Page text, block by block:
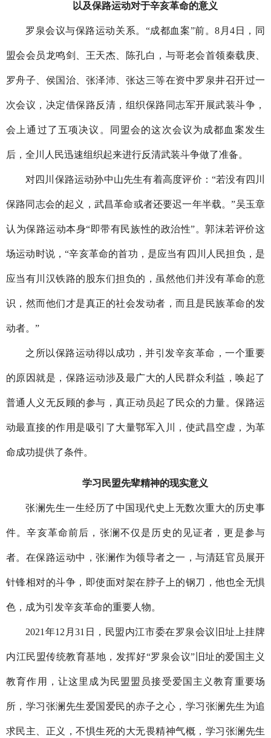
以及保路运动对于辛亥革命的意义
罗泉会议与保路运动关系。“成都血案”前。8 月4 日，同
盟会会员龙鸣剑、王天杰、陈孔白，与哥老会首领秦载庚、
罗舟子、侯国治、张泽沛、张达三等在资中罗泉井召开过一
次会议，决定借保路反清，组织保路同志军开展武装斗争，
会上通过了五项决议。同盟会的这次会议为成都血案发生
后，全川人民迅速组织起来进行反清武装斗争做了准备。
对四川保路运动孙中山先生有着高度评价：“若没有四川
保路同志会的起义，武昌革命或者还要迟一年半载。”吴玉章
认为保路运动本身“即带有民族性的政治性”。郭沫若评价这
场运动时说，“辛亥革命的首功，是应当有四川人民担负，是
应当有川汉铁路的股东们担负的，虽然他们并没有革命的意
识，然而他们才是真正的社会发动者，而且是民族革命的发
动者。”
之所以保路运动得以成功，并引发辛亥革命，一个重要
的原因就是，保路运动涉及最广大的人民群众利益，唤起了
普通人义无反顾的参与，真正动员起了民众的力量。保路运
动最直接的作用是吸引了大量鄂军入川，使武昌空虚，为革
命成功提供了条件。
学习民盟先辈精神的现实意义
张澜先生一生经历了中国现代史上无数次重大的历史事
件。辛亥革命前后，张澜不仅是历史的见证者，更是参与
者。在保路运动中，张澜作为领导者之一，与清廷官员展开
针锋相对的斗争，即使面对架在脖子上的钢刀，他也全无惧
色，成为引发辛亥革命的重要人物。
2021 年12 月31 日，民盟内江市委在罗泉会议旧址上挂牌
内江民盟传统教育基地，发挥好“罗泉会议”旧址的爱国主义
教育作用，让这里成为民盟盟员接受爱国主义教育重要场
所，学习张澜先生爱国爱民的赤子之心，学习张澜先生为追
求民主、正义，不惧生死的大无畏精神气概，学习张澜先生